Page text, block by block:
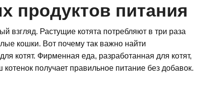
продуктов питания
взгляд. Растущие котята потребляют в три раза
кошки. Вот почему так важно найти
котят. Фирменная еда, разработанная для котят,
получает правильное питание без добавок.